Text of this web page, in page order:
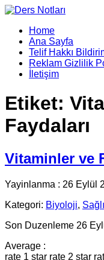
Home
Ana Sayfa
Telif Hakkı
Reklam Gizlilik
İletişim
Etiket:
Faydaları
Vitaminler ve
Yayinlanma : 26 Eylül
Kategori: Biyoloji,
Son Duzenleme 26
Average :
rate 1 star rate 2 star